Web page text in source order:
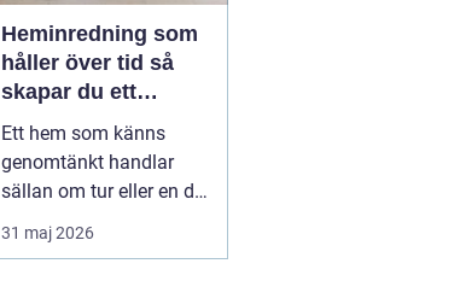
Heminredning som
håller över tid så
skapar du ett
medvetet hem
Ett hem som känns
genomtänkt handlar
sällan om tur eller en dyr
soffgrupp. Det handlar
om att förstå
31 maj 2026